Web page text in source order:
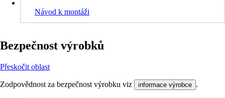
Návod k montáži
Bezpečnost výrobků
Přeskočit oblast
Zodpovědnost za bezpečnost výrobku viz informace výrobce .